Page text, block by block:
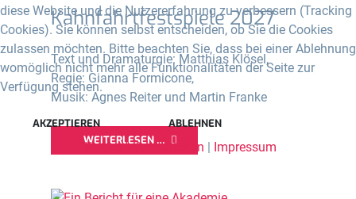
Kahnfahrtfestspiele 2027
Text und Dramaturgie: Matthias Klösel,
Regie: Gianna Formicone,
Musik: Agnes Reiter und Martin Franke
WEITERLESEN …
diese Website und die Nutzererfahrung zu verbessern (Tracking
Cookies). Sie können selbst entscheiden, ob Sie die Cookies
zulassen möchten. Bitte beachten Sie, dass bei einer Ablehnung
womöglich nicht mehr alle Funktionalitäten der Seite zur
Verfügung stehen.
AKZEPTIEREN ABLEHNEN
Weitere Informationen | Impressum